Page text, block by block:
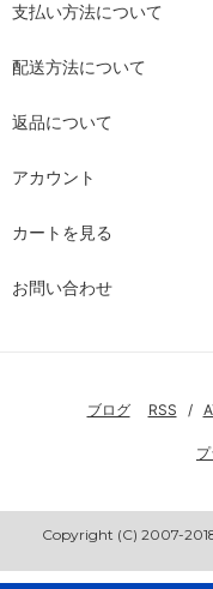
支払い方法について
配送方法について
返品について
アカウント
カートを見る
お問い合わせ
ブログ RSS /
Copyright (C) 2007-